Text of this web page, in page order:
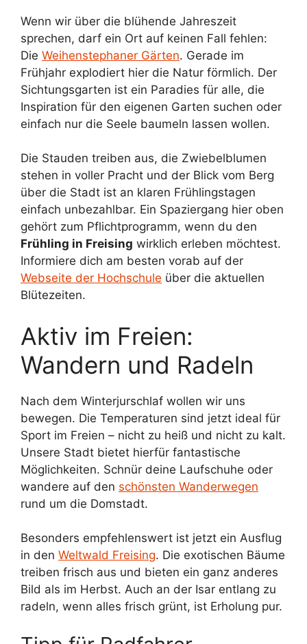
Wenn wir über die blühende Jahreszeit
sprechen, darf ein Ort auf keinen Fall fehlen:
Die Weihenstephaner Gärten. Gerade im
Frühjahr explodiert hier die Natur förmlich. Der
Sichtungsgarten ist ein Paradies für alle, die
Inspiration für den eigenen Garten suchen oder
einfach nur die Seele baumeln lassen wollen.
Die Stauden treiben aus, die Zwiebelblumen
stehen in voller Pracht und der Blick vom Berg
über die Stadt ist an klaren Frühlingstagen
einfach unbezahlbar. Ein Spaziergang hier oben
gehört zum Pflichtprogramm, wenn du den
Frühling in Freising wirklich erleben möchtest.
Informiere dich am besten vorab auf der
Webseite der Hochschule über die aktuellen
Blütezeiten.
Aktiv im Freien:
Wandern und Radeln
Nach dem Winterjurschlaf wollen wir uns
bewegen. Die Temperaturen sind jetzt ideal für
Sport im Freien – nicht zu heiß und nicht zu kalt.
Unsere Stadt bietet hierfür fantastische
Möglichkeiten. Schnür deine Laufschuhe oder
wandere auf den schönsten Wanderwegen
rund um die Domstadt.
Besonders empfehlenswert ist jetzt ein Ausflug
in den Weltwald Freising. Die exotischen Bäume
treiben frisch aus und bieten ein ganz anderes
Bild als im Herbst. Auch an der Isar entlang zu
radeln, wenn alles frisch grünt, ist Erholung pur.